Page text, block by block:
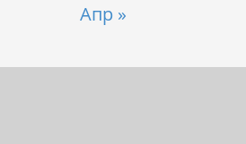
Апр »